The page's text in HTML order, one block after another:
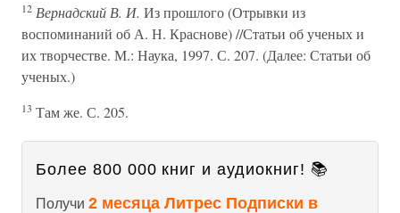
12 Вернадский В. И. Из прошлого (Отрывки из
воспоминаний об А. Н. Краснове) //Статьи об ученых и
их творчестве. М.: Наука, 1997. С. 207. (Далее: Статьи об
ученых.)
13 Там же. С. 205.
Более 800 000 книг и аудиокниг! 📚
Получи 2 месяца Литрес Подписки в